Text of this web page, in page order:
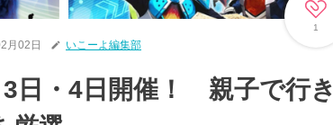
1
月02日 いこーよ編集部
3日・4日開催！ 親子で行き